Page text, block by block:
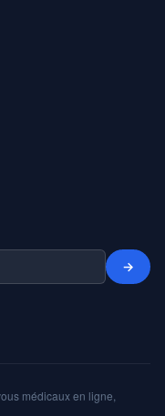
→
médicaux en ligne,